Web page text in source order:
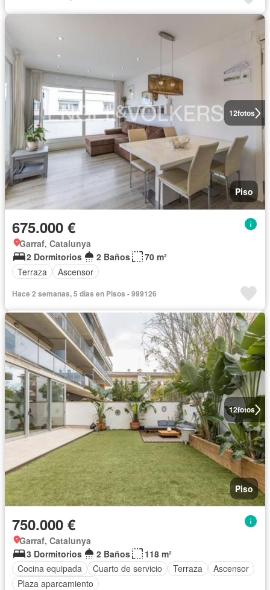
12fotos
Piso
675.000 €
Garraf, Catalunya
2 Dormitorios
2 Baños
70 m²
Terraza
Ascensor
Hace 2 semanas, 5 días en Pisos - 999126
12fotos
Piso
750.000 €
Garraf, Catalunya
3 Dormitorios
2 Baños
118 m²
Cocina equipada
Cuarto de servicio Terraza
Ascensor
Plaza aparcamiento